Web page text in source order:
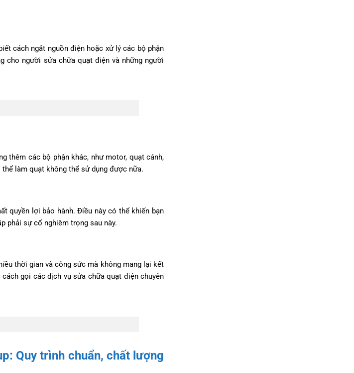
cách ngắt nguồn điện hoặc xử lý các bộ phận
cho người sửa chữa quạt điện và những người
thêm các bộ phận khác, như motor, quạt cánh,
làm quạt không thể sử dụng được nữa.
quyền lợi bảo hành. Điều này có thể khiến bạn
phải sự cố nghiêm trọng sau này.
thời gian và công sức mà không mang lại kết
gọi các dịch vụ sửa chữa quạt điện chuyên
Quy trình chuẩn, chất lượng